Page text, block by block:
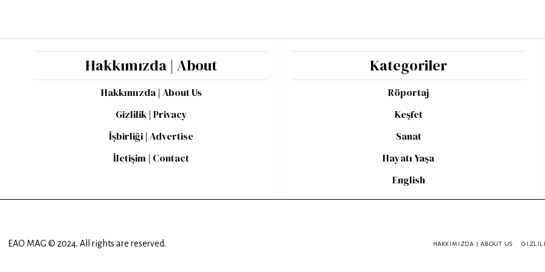
Hakkımızda | About
Hakkımızda | About Us
Gizlilik | Privacy
İşbirliği | Advertise
İletişim | Contact
Kategoriler
Röportaj
Keşfet
Sanat
Hayatı Yaşa
English
EAO MAG © 2024. All rights are reserved. HAKKIMIZDA | ABOUT US